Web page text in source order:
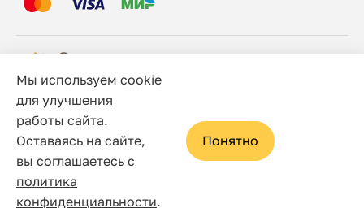
© 2006 - 2026 Этно-шоп, Интернет-магазин
Политика конфиденциальности
Сайт носит исключительно информационный характер, и
ни при каких условиях не является публичной офертой,
определяемой положениями статьи 437(2) Гражданского
кодекса Российской Федерации
Мы используем cookie
для улучшения
работы сайта.
Оставаясь на сайте,
вы соглашаетесь с
политика
конфиденциальности.
Понятно